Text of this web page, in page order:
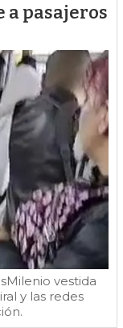
pasajeros
vestida
y las redes